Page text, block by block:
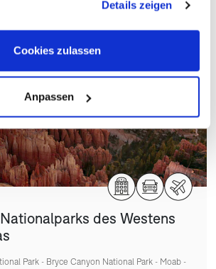
unsere Webseite weiterhin nutzen.
Details zeigen
Cookies zulassen
Anpassen
des Westens
Park - Bryce Canyon National Park - Moab -